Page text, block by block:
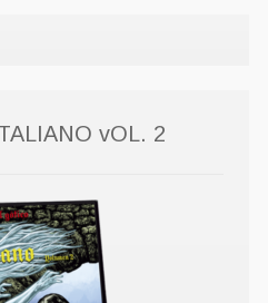
vOL. 2